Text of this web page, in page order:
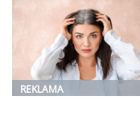
REKLAMA